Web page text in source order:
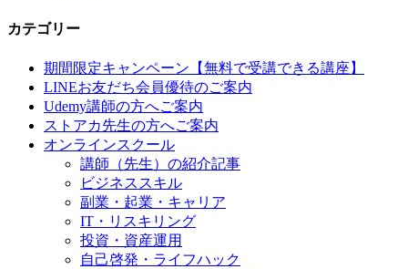
カテゴリー
期間限定キャンペーン【無料で受講できる講座】
LINEお友だち会員優待のご案内
Udemy講師の方へご案内
ストアカ先生の方へご案内
オンラインスクール
講師（先生）の紹介記事
ビジネススキル
副業・起業・キャリア
IT・リスキリング
投資・資産運用
自己啓発・ライフハック